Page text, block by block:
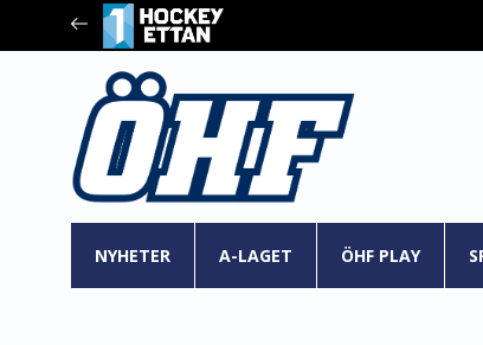
NYHETER A-LAGET ÖHF PLAY